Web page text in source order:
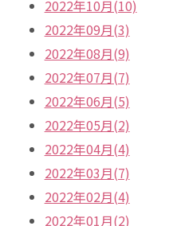
2022年10月(10)
2022年09月(3)
2022年08月(9)
2022年07月(7)
2022年06月(5)
2022年05月(2)
2022年04月(4)
2022年03月(7)
2022年02月(4)
2022年01月(2)